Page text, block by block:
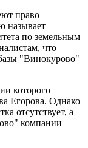
право
называет
по земельным
что
"Винокурово"
которого
Егорова. Однако
отсутствует, а
компании